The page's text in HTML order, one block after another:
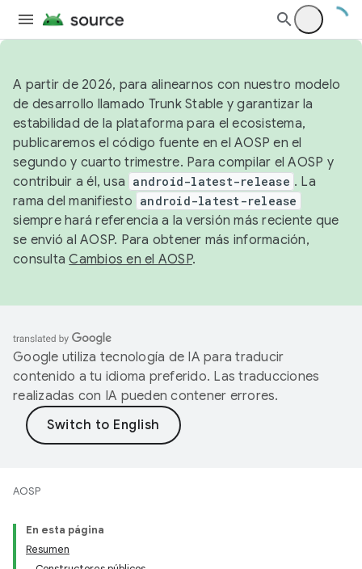
A partir de 2026, para alinearnos con nuestro modelo
de desarrollo llamado Trunk Stable y garantizar la
estabilidad de la plataforma para el ecosistema,
publicaremos el código fuente en el AOSP en el
segundo y cuarto trimestre. Para compilar el AOSP y
contribuir a él, usa android-latest-release . La
rama del manifiesto android-latest-release
siempre hará referencia a la versión más reciente que
se envió al AOSP. Para obtener más información,
consultaCambios en el AOSP.
Google utiliza tecnología de IA para traducir
contenido a tu idioma preferido. Las traducciones
realizadas con IA pueden contener errores.
AOSP
En esta página
Resumen